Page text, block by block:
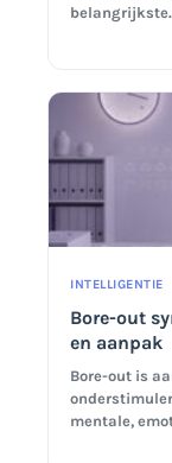
INTELLIGENTIE
Bore-out
en aanpak
Bore-out is
mentale,